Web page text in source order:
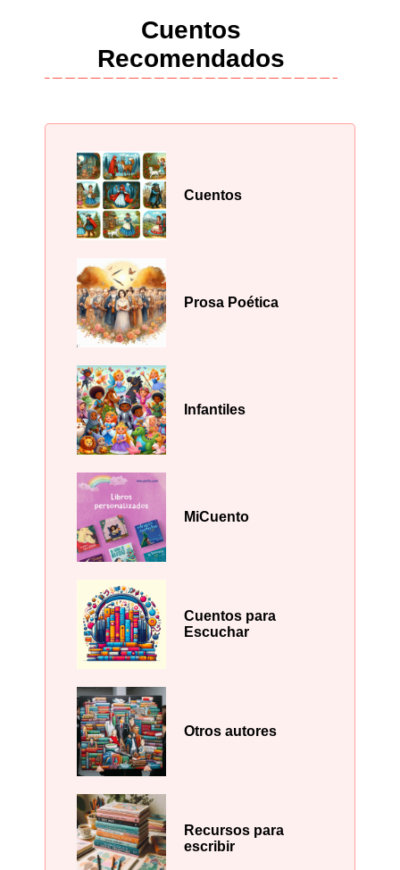
Cuentos
Recomendados
Cuentos
Prosa Poética
Infantiles
MiCuento
Cuentos para
Escuchar
Otros autores
Recursos para
escribir